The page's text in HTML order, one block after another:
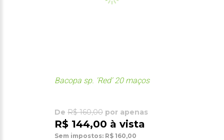
Bacopa sp. 'Red' 20 maços
De R$ 160,00 por apenas
R$ 144,00 à vista
Sem impostos: R$ 160,00